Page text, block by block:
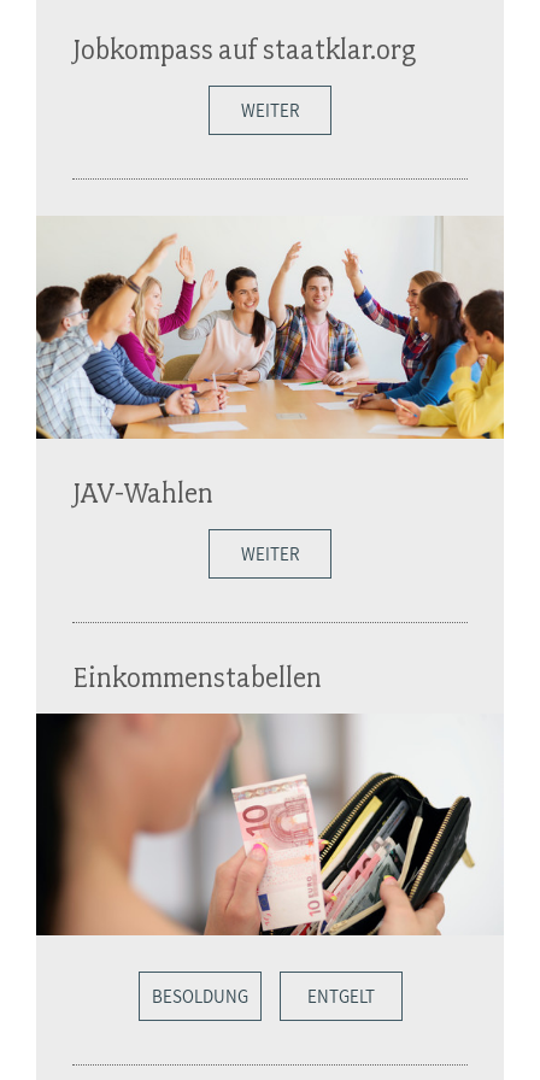
Jobkompass auf staatklar.org
WEITER
JAV-Wahlen
WEITER
Einkommenstabellen
BESOLDUNG ENTGELT